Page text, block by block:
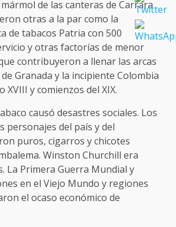
de las canteras de Carrara
otras a la par como la
de tabacos Patria con 500
y otras factorías de menor
contribuyeron a llenar las arcas
Granada y la incipiente Colombia
XVIII y comienzos del XIX.
causó desastres sociales. Los
personajes del país y del
puros, cigarros y chicotes
Winston Churchill era
La Primera Guerra Mundial y
en el Viejo Mundo y regiones
el ocaso económico de